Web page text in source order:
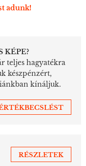
adunk!
KÉPE?
teljes hagyatékra
készpénzért,
kínáljuk.
RÉSZLETEK